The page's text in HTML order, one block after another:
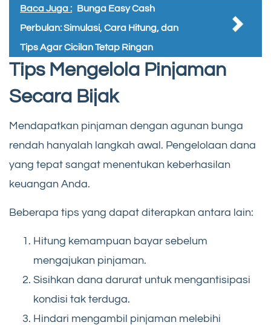
Baca Juga : Bunga Easy Cash
Perbulan: Simulasi, Cara Hitung, dan
Tips Agar Cicilan Tetap Ringan
Tips Mengelola Pinjaman
Secara Bijak
Mendapatkan pinjaman dengan agunan bunga
rendah hanyalah langkah awal. Pengelolaan dana
yang tepat sangat menentukan keberhasilan
keuangan Anda.
Beberapa tips yang dapat diterapkan antara lain:
Hitung kemampuan bayar sebelum
mengajukan pinjaman.
Sisihkan dana darurat untuk mengantisipasi
kondisi tak terduga.
Hindari mengambil pinjaman melebihi